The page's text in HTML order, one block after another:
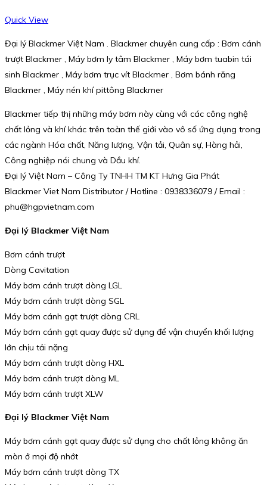
Quick View
Đại lý Blackmer Việt Nam . Blackmer chuyên cung cấp : Bơm cánh
trượt Blackmer , Máy bơm ly tâm Blackmer , Máy bơm tuabin tái
sinh Blackmer , Máy bơm trục vít Blackmer , Bơm bánh răng
Blackmer , Máy nén khí pittông Blackmer
Blackmer tiếp thị những máy bơm này cùng với các công nghệ
chất lỏng và khí khác trên toàn thế giới vào vô số ứng dụng trong
các ngành Hóa chất, Năng lượng, Vận tải, Quân sự, Hàng hải,
Công nghiệp nói chung và Dầu khí.
Đại lý Việt Nam – Công Ty TNHH TM KT Hưng Gia Phát
Blackmer Viet Nam Distributor / Hotline : 0938336079 / Email :
phu@hgpvietnam.com
Đại lý Blackmer Việt Nam
Bơm cánh trượt
Dòng Cavitation
Máy bơm cánh trượt dòng LGL
Máy bơm cánh trượt dòng SGL
Máy bơm cánh gạt trượt dòng CRL
Máy bơm cánh gạt quay được sử dụng để vận chuyển khối lượng
lớn chịu tải nặng
Máy bơm cánh trượt dòng HXL
Máy bơm cánh trượt dòng ML
Máy bơm cánh trượt XLW
Đại lý Blackmer Việt Nam
Máy bơm cánh gạt quay được sử dụng cho chất lỏng không ăn
mòn ở mọi độ nhớt
Máy bơm cánh trượt dòng TX